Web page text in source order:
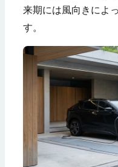
来期には風向きによ
す。